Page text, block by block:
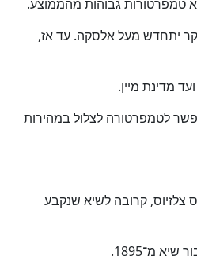
טמפרטורות גבוהות מהממוצע.
יתחדש מעל אלסקה. עד אז,
לטמפרטורה לצלול במהירות
מעלות מתחת לאפס צלזיוס, קרובה לשיא שנקבע